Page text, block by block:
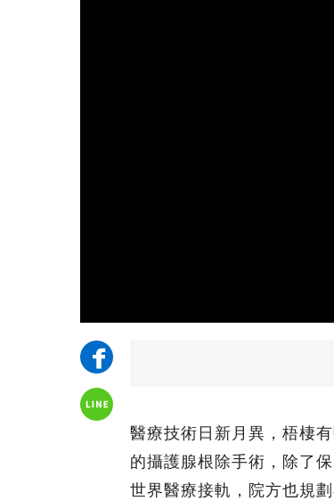
醫療技術日新月異，梧棲
的攝護腺根除手術，除了
世界醫療接軌，院方也規